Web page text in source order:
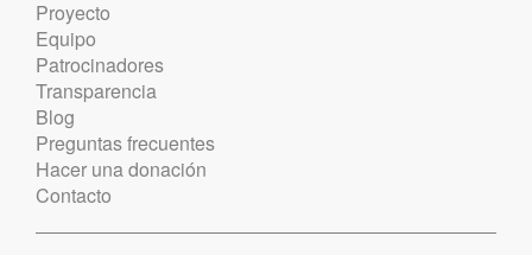
Proyecto
Equipo
Patrocinadores
Transparencia
Blog
Preguntas frecuentes
Hacer una donación
Contacto